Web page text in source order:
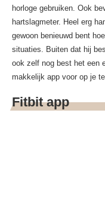
horloge gebruiken. Ook
hartslagmeter. Heel erg
gewoon benieuwd bent
situaties. Buiten dat hij
ook zelf nog best het een
makkelijk app voor op je
Fitbit app